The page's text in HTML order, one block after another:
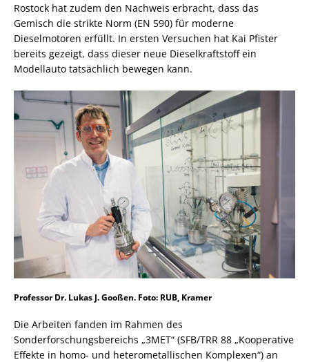
Rostock hat zudem den Nachweis erbracht, dass das
Gemisch die strikte Norm (EN 590) für moderne
Dieselmotoren erfüllt. In ersten Versuchen hat Kai Pfister
bereits gezeigt, dass dieser neue Dieselkraftstoff ein
Modellauto tatsächlich bewegen kann.
Professor Dr. Lukas J. Gooßen. Foto: RUB, Kramer
Die Arbeiten fanden im Rahmen des
Sonderforschungsbereichs „3MET“ (SFB/TRR 88 „Kooperative
Effekte in homo- und heterometallischen Komplexen“) an